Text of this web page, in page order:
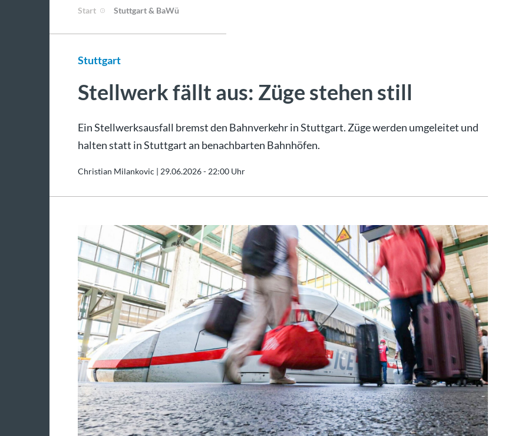
Start Stuttgart & BaWü
Stuttgart
Stellwerk fällt aus: Züge stehen still
Ein Stellwerksausfall bremst den Bahnverkehr in Stuttgart. Züge werden umgeleitet und
halten statt in Stuttgart an benachbarten Bahnhöfen.
Christian Milankovic | 29.06.2026 - 22:00 Uhr